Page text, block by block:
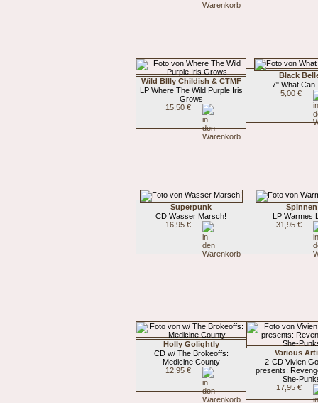
Wild BIlly Childish & CTMF
LP Where The Wild Purple Iris
Grows
15,50 €
Black
7" What Can
5,00 €
Superpunk
CD Wasser Marsch!
16,95 €
Spinnen
LP Warmes
31,95 €
Holly Golightly
CD w/ The Brokeoffs:
Medicine County
12,95 €
Various
2-CD Vivien
presents:
She-
17,95 €